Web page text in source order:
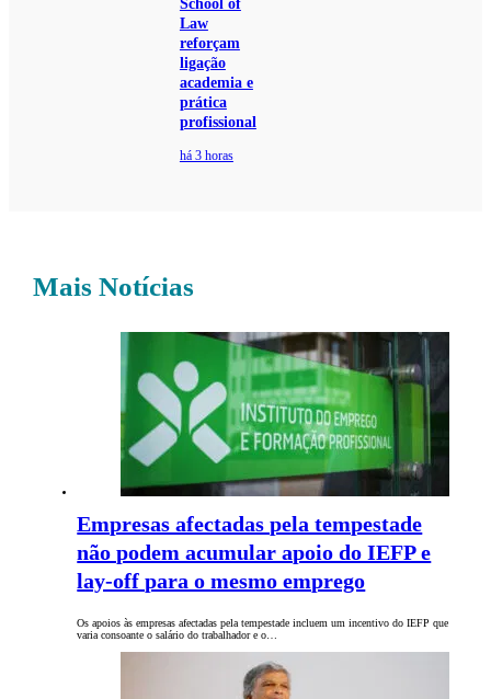
School of
Law
reforçam
ligação
academia e
prática
profissional
há 3 horas
Mais Notícias
Empresas afectadas pela tempestade
não podem acumular apoio do IEFP e
lay-off para o mesmo emprego
Os apoios às empresas afectadas pela tempestade incluem um incentivo do IEFP que
varia consoante o salário do trabalhador e o…